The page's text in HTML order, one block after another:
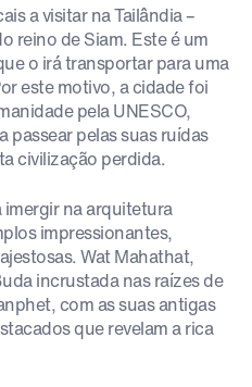
a visitar na Tailândia –
reino de Siam. Este é um
o irá transportar para uma
este motivo, a cidade foi
pela UNESCO,
passear pelas suas ruídas
civilização perdida.
na arquitetura
impressionantes,
Wat Mahathat,
incrustada nas raízes de
com as suas antigas
que revelam a rica